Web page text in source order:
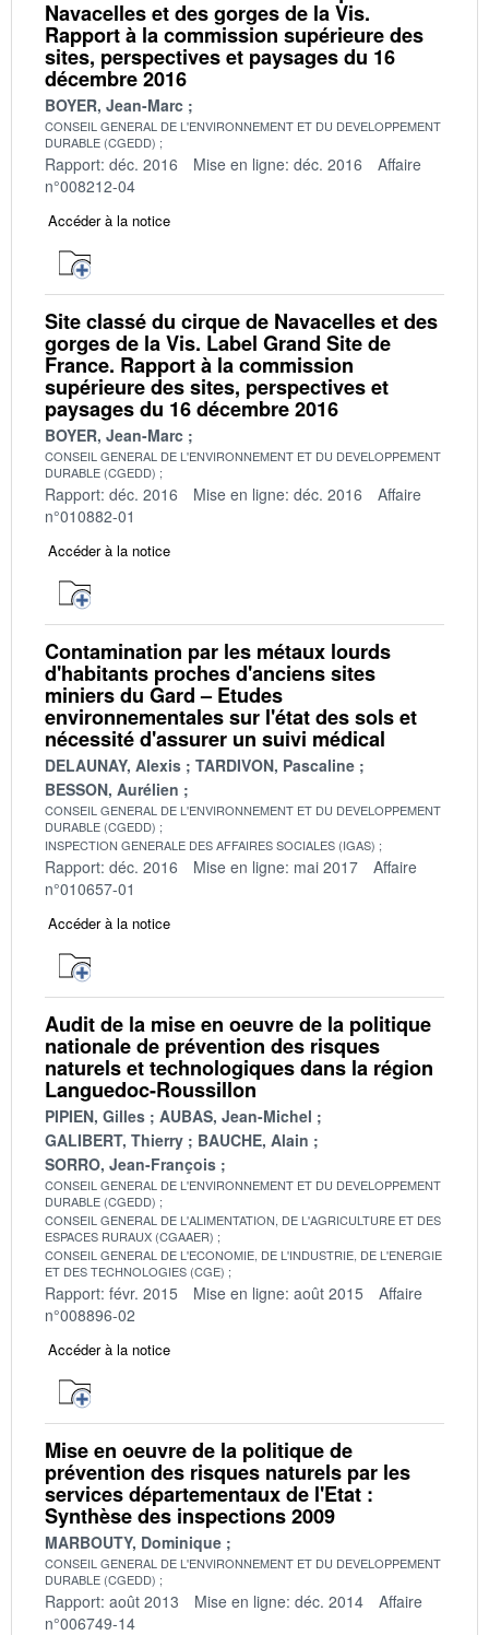
Navacelles et des gorges de la Vis.
Rapport à la commission supérieure des
sites, perspectives et paysages du 16
décembre 2016
BOYER, Jean-Marc
CONSEIL GENERAL DE L'ENVIRONNEMENT ET DU DEVELOPPEMENT
DURABLE (CGEDD)
Rapport: déc. 2016 Mise en ligne: déc. 2016
Affaire
n°008212-04
Accéder à la notice
Site classé du cirque de Navacelles et des
gorges de la Vis. Label Grand Site de
France. Rapport à la commission
supérieure des sites, perspectives et
paysages du 16 décembre 2016
BOYER, Jean-Marc
CONSEIL GENERAL DE L'ENVIRONNEMENT ET DU DEVELOPPEMENT
DURABLE (CGEDD)
Rapport: déc. 2016 Mise en ligne: déc. 2016
Affaire
n°010882-01
Accéder à la notice
Contamination par les métaux lourds
d'habitants proches d'anciens sites
miniers du Gard – Etudes
environnementales sur l'état des sols et
nécessité d'assurer un suivi médical
DELAUNAY, Alexis
TARDIVON, Pascaline
BESSON, Aurélien
CONSEIL GENERAL DE L'ENVIRONNEMENT ET DU DEVELOPPEMENT
DURABLE (CGEDD)
INSPECTION GENERALE DES AFFAIRES SOCIALES (IGAS)
Rapport: déc. 2016 Mise en ligne: mai 2017
Affaire
n°010657-01
Accéder à la notice
Audit de la mise en oeuvre de la politique
nationale de prévention des risques
naturels et technologiques dans la région
Languedoc-Roussillon
PIPIEN, Gilles
AUBAS, Jean-Michel
GALIBERT, Thierry
BAUCHE, Alain
SORRO, Jean-François
CONSEIL GENERAL DE L'ENVIRONNEMENT ET DU DEVELOPPEMENT
DURABLE (CGEDD)
CONSEIL GENERAL DE L'ALIMENTATION, DE L'AGRICULTURE ET DES
ESPACES RURAUX (CGAAER)
CONSEIL GENERAL DE L'ECONOMIE, DE L'INDUSTRIE, DE L'ENERGIE
ET DES TECHNOLOGIES (CGE)
Rapport: févr. 2015 Mise en ligne: août 2015
Affaire
n°008896-02
Accéder à la notice
Mise en oeuvre de la politique de
prévention des risques naturels par les
services départementaux de l'Etat :
Synthèse des inspections 2009
MARBOUTY, Dominique
CONSEIL GENERAL DE L'ENVIRONNEMENT ET DU DEVELOPPEMENT
DURABLE (CGEDD)
Rapport: août 2013 Mise en ligne: déc. 2014
Affaire
n°006749-14